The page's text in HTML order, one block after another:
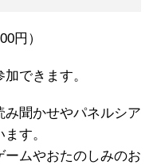
円）
できます。
聞かせやパネルシア
す。
ムやおたのしみのお